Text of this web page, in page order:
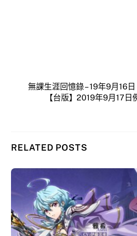
無課生涯回憶錄 – 19年9月16日
【台版】2019年9月17日
RELATED POSTS